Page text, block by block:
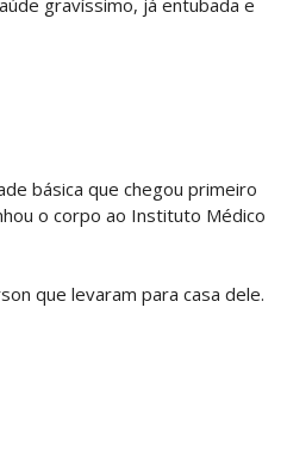
gravíssimo, já entubada e
básica que chegou primeiro
o corpo ao Instituto Médico
que levaram para casa dele.